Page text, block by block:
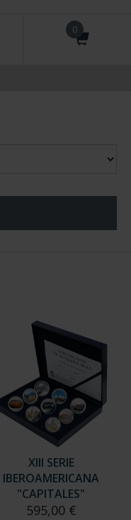
0
XIII SERIE
IBEROAMERICANA
"CAPITALES"
595,00 €